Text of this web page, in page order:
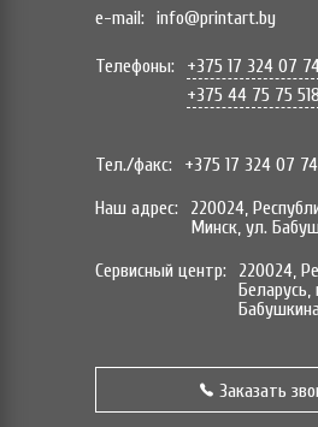
e-mail: info@printart.by
Телефоны:
+375 17 324 07
+375 44 75 75 518
Тел./факс:
+375 17 324 07 74
Наш адрес:
220024,
Минск, ул.
Сервисный центр:
220024,
Беларусь,
Заказать